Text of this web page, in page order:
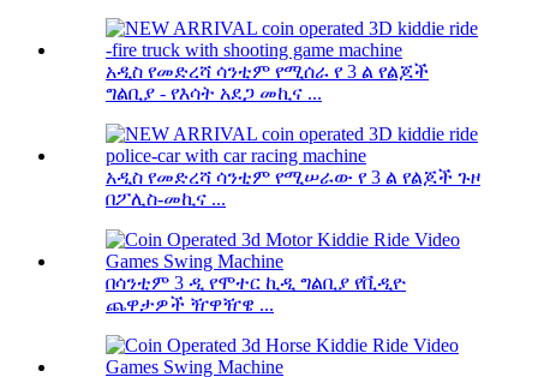
አዲስ የመድረሻ ሳንቲም የሚሰራ የ 3 ል የልጆች
ግልቢያ - የእሳት አደጋ መኪና ...
አዲስ የመድረሻ ሳንቲም የሚሠራው የ 3 ል የልጆች ጉዞ
በፖሊስ-መኪና ...
በሳንቲም 3 ዲ የሞተር ኪዲ ግልቢያ የቪዲዮ
ጨዋታዎች ዥዋዥዌ ...